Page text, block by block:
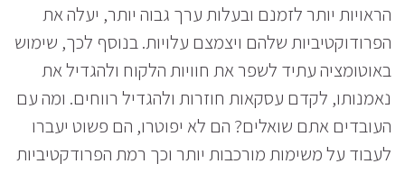
הראויות יותר לזמנם ובעלות ערך גבוה יותר, יעלה את
הפרודוקטיביות שלהם ויצמצם עלויות. בנוסף לכך, שימוש
באוטומציה עתיד לשפר את חוויות הלקוח ולהגדיל את
נאמנותו, לקדם עסקאות חוזרות ולהגדיל רווחים. ומה עם
העובדים אתם שואלים? הם לא יפוטרו, הם פשוט יעברו
לעבוד על משימות מורכבות יותר וכך רמת הפרודקטיביות